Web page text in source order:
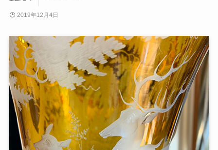
2019年12月4日